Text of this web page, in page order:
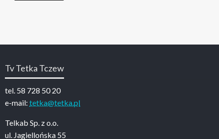
Tv Tetka Tczew
tel. 58 728 50 20
e-mail: tetka@tetka.pl
Telkab Sp. z o.o.
ul. Jagiellońska 55